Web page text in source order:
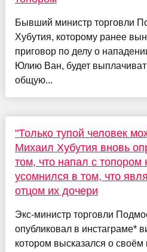
Бывший министр торговли
Хубутия, которому ранее
приговор по делу о
Юлию Ван, будет
общую...
"Только тупой человек
Михаил Хубутия вновь
том, что напал с
усомнился в том, что
отцом их дочери
Экс-министр торговли
опубликовал в инстаграме*
котором высказался о